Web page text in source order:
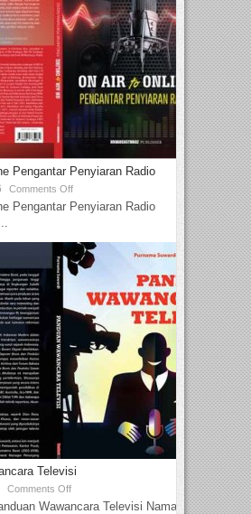
Pengantar Penyiaran Radio
Comments Off
Pengantar Penyiaran Radio
Televisi
Comments Off
Wawancara Televisi Nama